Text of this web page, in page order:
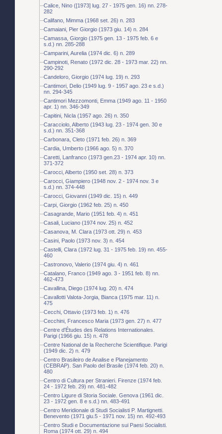
Calice, Nino ([1973] lug. 27 - 1975 gen. 16) nn. 278-
282
Califano, Mimma (1968 set. 26) n. 283
Camaiani, Pier Giorgio (1973 giu. 14) n. 284
Camassa, Giorgio (1975 gen. 13 - 1975 feb. 6 e
s.d.) nn. 285-288
Camparini, Aurelia (1974 dic. 6) n. 289
Campinoti, Renato (1972 dic. 28 - 1973 mar. 22) nn.
290-292
Candeloro, Giorgio (1974 lug. 19) n. 293
Cantimori, Delio (1949 lug. 9 - 1957 ago. 23 e s.d.)
nn. 294-345
Cantimori Mezzomonti, Emma (1949 ago. 11 - 1950
apr. 1) nn. 346-349
Capitini, Nicla (1957 ago. 26) n. 350
Caracciolo, Alberto (1943 lug. 23 - 1974 gen. 30 e
s.d.) nn. 351-368
Carbonara, Cleto (1971 feb. 26) n. 369
Cardia, Umberto (1966 ago. 5) n. 370
Caretti, Lanfranco (1973 gen.23 - 1974 apr. 10) nn.
371-372
Carocci, Alberto (1950 set. 28) n. 373
Carocci, Giampiero (1948 nov. 2 - 1974 nov. 3 e
s.d.) nn. 374-448
Carocci, Giovanni (1949 dic. 15) n. 449
Carpi, Giorgio (1962 feb. 25) n. 450
Casagrande, Mario (1951 feb. 4) n. 451
Casali, Luciano (1974 nov. 25) n. 452
Casanova, M. Clara (1973 ott. 29) n. 453
Casini, Paolo (1973 nov. 3) n. 454
Castelli, Clara (1972 lug. 31 - 1975 feb. 19) nn. 455-
460
Castronovo, Valerio (1974 giu. 4) n. 461
Catalano, Franco (1949 ago. 3 - 1951 feb. 8) nn.
462-473
Cavallina, Diego (1974 lug. 20) n. 474
Cavallotti Valota-Jorgia, Bianca (1975 mar. 11) n.
475
Cecchi, Ottavio (1973 feb. 1) n. 476
Cecchini, Francesco Maria (1973 gen. 27) n. 477
Centre d'Études des Relations Internationales.
Parigi (1966 giu. 15) n. 478
Centre National de la Recherche Scientifique. Parigi
(1949 dic. 2) n. 479
Centro Brasileiro de Analise e Planejamento
(CEBRAP). San Paolo del Brasile (1974 feb. 20) n.
480
Centro di Cultura per Stranieri. Firenze (1974 feb.
24 - 1972 feb. 29) nn. 481-482
Centro Ligure di Storia Sociale. Genova (1961 dic.
23 - 1972 gen. 8 e s.d.) nn. 483-491
Centro Meridionale di Studi Socialisti P. Martignetti.
Benevento (1971 giu.5 - 1971 nov. 15) nn. 492-493
Centro Studi e Documentazione sui Paesi Socialisti.
Roma (1974 ott. 29) n. 494